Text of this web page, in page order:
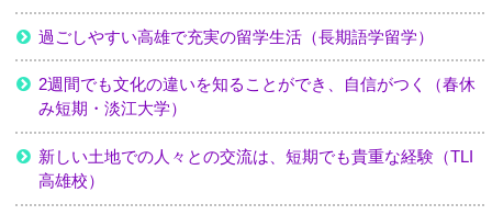
過ごしやすい高雄で充実の留学生活（長期語学留学）
2週間でも文化の違いを知ることができ、自信がつく（春休
み短期・淡江大学）
新しい土地での人々との交流は、短期でも貴重な経験（TLI
高雄校）